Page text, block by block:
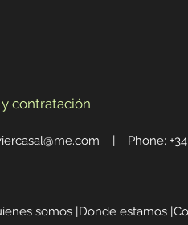
contratación
| Phone: +34
somos |Donde estamos |